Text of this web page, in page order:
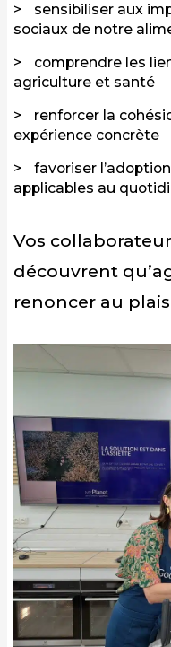
sensibiliser aux
sociaux de notre
comprendre les
agriculture et santé
renforcer la
expérience concrète
favoriser
applicables au
Vos
découvrent
renoncer au